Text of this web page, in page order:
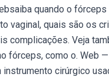
quando o fórceps
vaginal, quais são os
complicações. Veja
fórceps, como o. Web
instrumento cirúrgico